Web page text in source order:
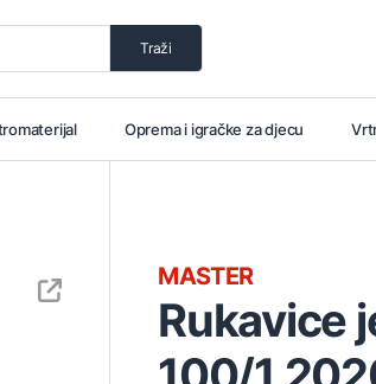
Traži
Oprema i igračke za djecu
Rukavice
MASTER